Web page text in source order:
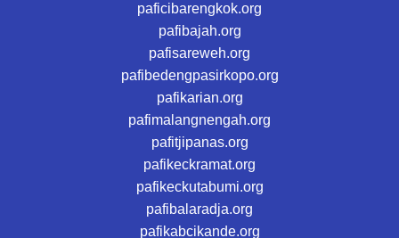
paficibarengkok.org
pafibajah.org
pafisareweh.org
pafibedengpasirkopo.org
pafikarian.org
pafimalangnengah.org
pafitjipanas.org
pafikeckramat.org
pafikeckutabumi.org
pafibalaradja.org
pafikabcikande.org